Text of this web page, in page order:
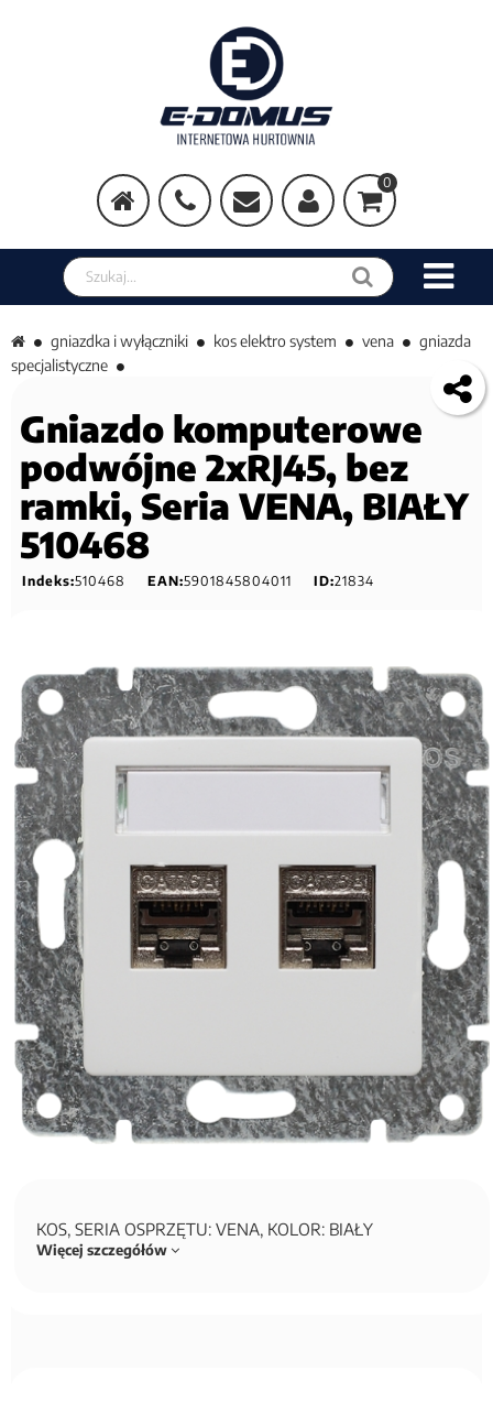
0
Szukaj w sklepie
gniazdka i wyłączniki kos elektro system vena
gniazda
specjalistyczne
Gniazdo komputerowe
podwójne 2xRJ45, bez
ramki, Seria VENA, BIAŁY
510468
Indeks:510468 EAN:5901845804011 ID:21834
KOS, SERIA OSPRZĘTU: VENA, KOLOR: BIAŁY
Więcej szczegółów